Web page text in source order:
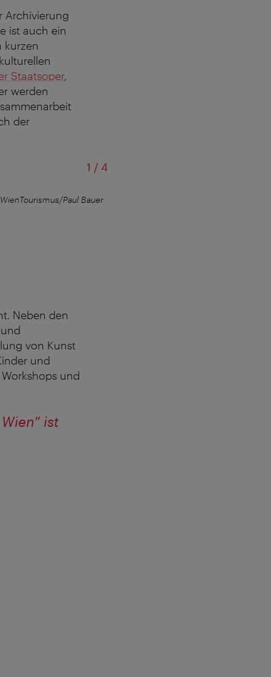
Archivierung
ist auch ein
kurzen
Staatsoper,
werden
der
1 /von
4
Paul Bauer
Neben den
von Kunst
und
und
ist